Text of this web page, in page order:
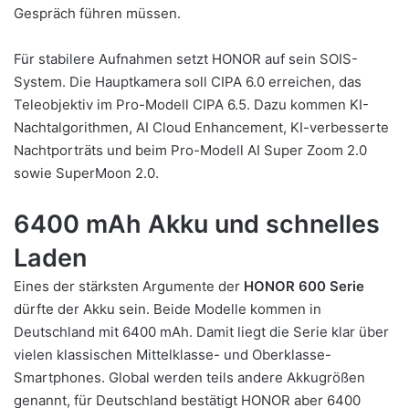
Gespräch führen müssen.
Für stabilere Aufnahmen setzt HONOR auf sein SOIS-
System. Die Hauptkamera soll CIPA 6.0 erreichen, das
Teleobjektiv im Pro-Modell CIPA 6.5. Dazu kommen KI-
Nachtalgorithmen, AI Cloud Enhancement, KI-verbesserte
Nachtporträts und beim Pro-Modell AI Super Zoom 2.0
sowie SuperMoon 2.0.
6400 mAh Akku und schnelles
Laden
Eines der stärksten Argumente der HONOR 600 Serie
dürfte der Akku sein. Beide Modelle kommen in
Deutschland mit 6400 mAh. Damit liegt die Serie klar über
vielen klassischen Mittelklasse- und Oberklasse-
Smartphones. Global werden teils andere Akkugrößen
genannt, für Deutschland bestätigt HONOR aber 6400